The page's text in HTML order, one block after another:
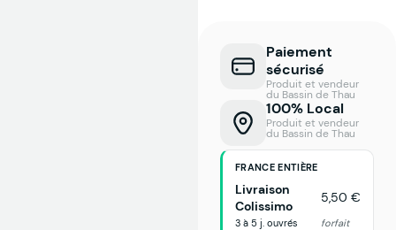
Paiement
sécurisé
Produit et vendeur
du Bassin de Thau
100% Local
Produit et vendeur
du Bassin de Thau
FRANCE ENTIÈRE
Livraison
Colissimo
5,50 €
3 à 5 j. ouvrés forfait